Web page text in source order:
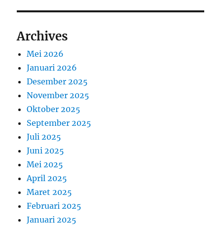
Archives
Mei 2026
Januari 2026
Desember 2025
November 2025
Oktober 2025
September 2025
Juli 2025
Juni 2025
Mei 2025
April 2025
Maret 2025
Februari 2025
Januari 2025